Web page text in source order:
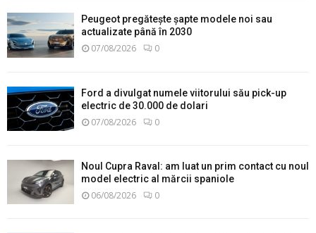
Peugeot pregătește șapte modele noi sau
actualizate până în 2030
07/08/2026 0
Ford a divulgat numele viitorului său pick-up
electric de 30.000 de dolari
07/08/2026 0
Noul Cupra Raval: am luat un prim contact cu noul
model electric al mărcii spaniole
06/08/2026 0